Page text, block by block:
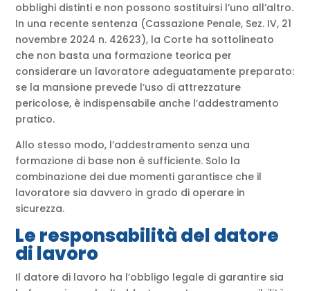
obblighi distinti e non possono sostituirsi l’uno all’altro.
In una recente sentenza (Cassazione Penale, Sez. IV, 21
novembre 2024 n. 42623), la Corte ha sottolineato
che non basta una formazione teorica per
considerare un lavoratore adeguatamente preparato:
se la mansione prevede l’uso di attrezzature
pericolose, è indispensabile anche l’addestramento
pratico.
Allo stesso modo, l’addestramento senza una
formazione di base non è sufficiente. Solo la
combinazione dei due momenti garantisce che il
lavoratore sia davvero in grado di operare in
sicurezza.
Le responsabilità del datore
di lavoro
Il datore di lavoro ha l’obbligo legale di garantire sia